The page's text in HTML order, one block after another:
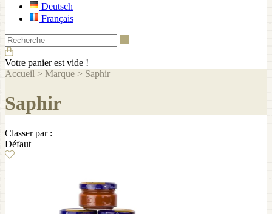
Deutsch
Français
Votre panier est vide !
Accueil > Marque > Saphir
Saphir
Classer par :
Défaut